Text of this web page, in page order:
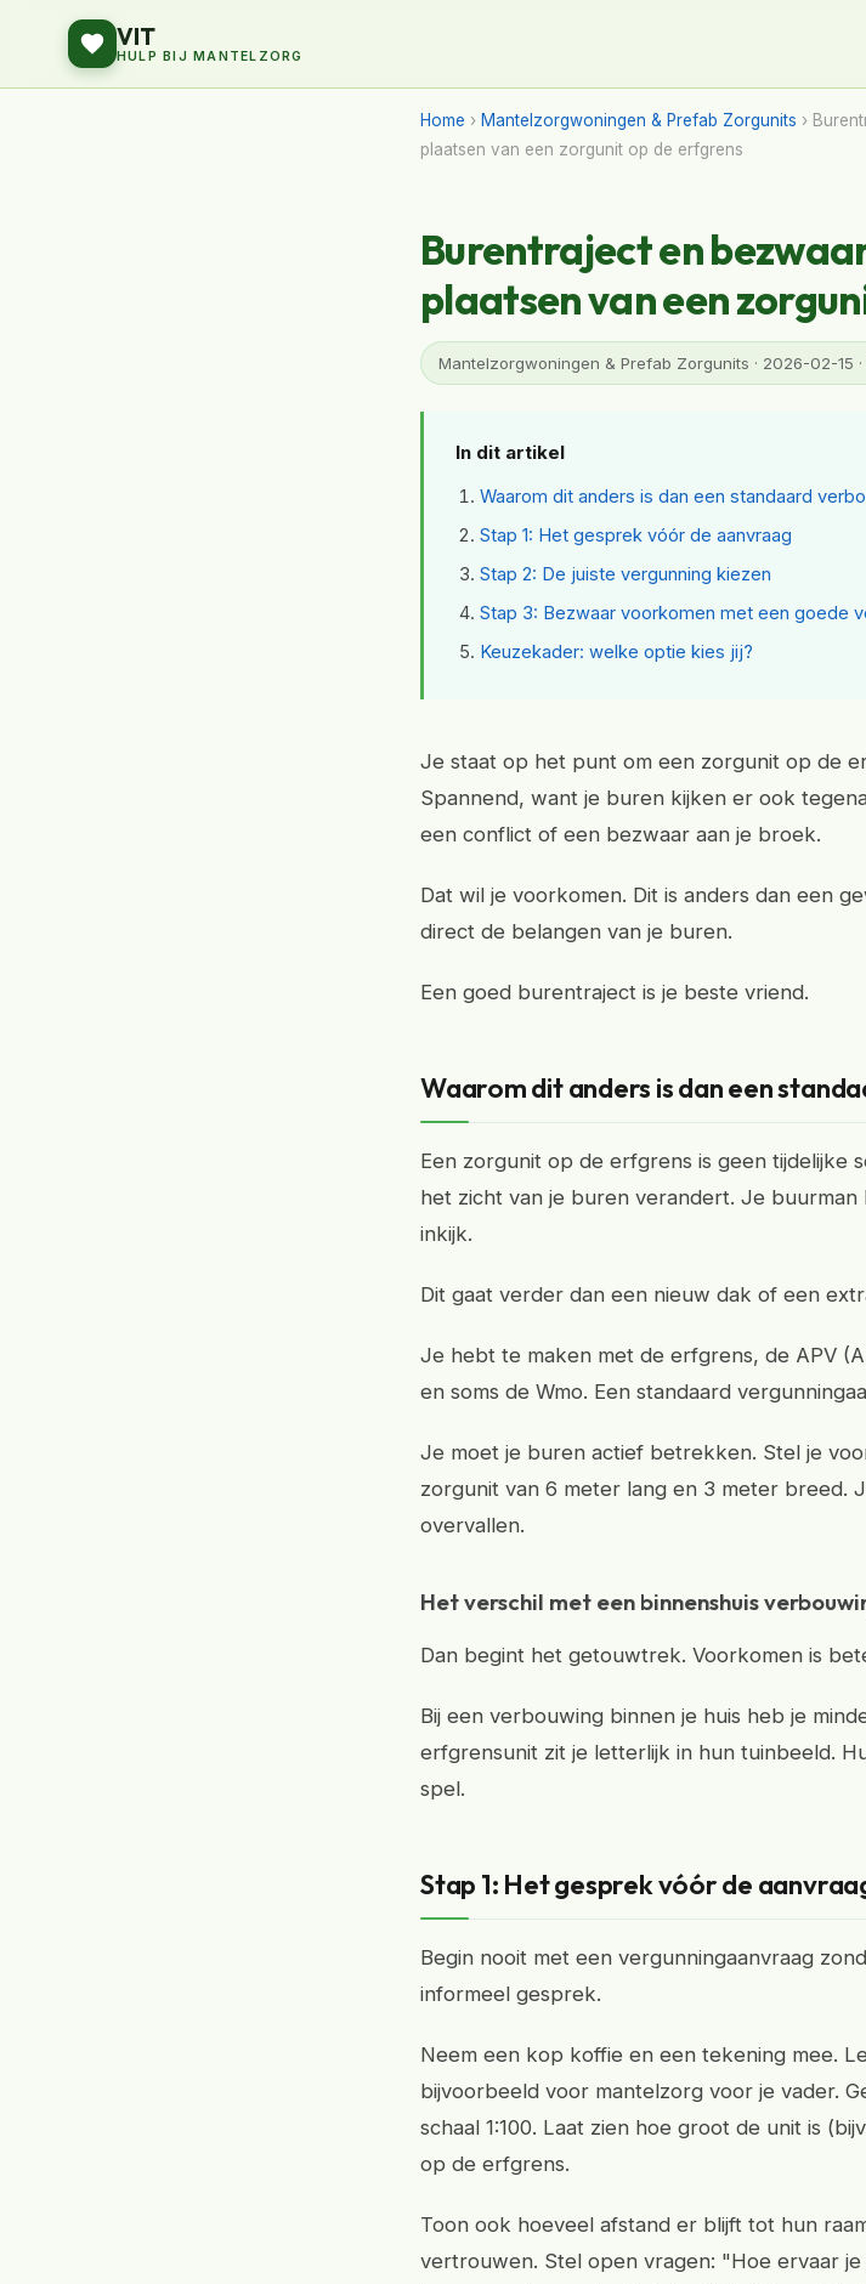
VIT
HULP BIJ MANTELZORG
Home › Mantelzorgwoningen & Prefab Zorgunits ›
plaatsen van een zorgunit op de erfgrens
Burentraject en
plaatsen van een
Mantelzorgwoningen & Prefab Zorgunits · 2026-02-15
In dit artikel
Waarom dit anders is dan een standaard
Stap 1: Het gesprek vóór de aanvraag
Stap 2: De juiste vergunning kiezen
Stap 3: Bezwaar voorkomen met een goede
Keuzekader: welke optie kies jij?
Je staat op het punt om een zorgunit op de
Spannend, want je buren kijken er ook
een conflict of een bezwaar aan je broek.
Dat wil je voorkomen. Dit is anders dan een
direct de belangen van je buren.
Een goed burentraject is je beste vriend.
Waarom dit anders is dan een
Een zorgunit op de erfgrens is geen tijdelijke
het zicht van je buren verandert. Je
inkijk.
Dit gaat verder dan een nieuw dak of een
Je hebt te maken met de erfgrens, de APV
en soms de Wmo. Een standaard
Je moet je buren actief betrekken. Stel je
zorgunit van 6 meter lang en 3 meter breed.
overvallen.
Het verschil met een binnenshuis
Dan begint het getouwtrek. Voorkomen is
Bij een verbouwing binnen je huis heb je
erfgrensunit zit je letterlijk in hun tuinbeeld.
spel.
Stap 1: Het gesprek vóór de
Begin nooit met een vergunningaanvraag
informeel gesprek.
Neem een kop koffie en een tekening mee.
bijvoorbeeld voor mantelzorg voor je vader.
schaal 1:100. Laat zien hoe groot de unit is
op de erfgrens.
Toon ook hoeveel afstand er blijft tot hun
vertrouwen. Stel open vragen: "Hoe ervaar